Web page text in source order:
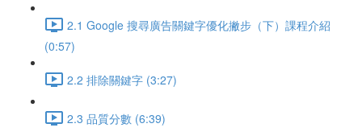
2.1 Google 搜尋廣告關鍵字優化撇步（下）課程介紹
(0:57)
2.2 排除關鍵字 (3:27)
2.3 品質分數 (6:39)